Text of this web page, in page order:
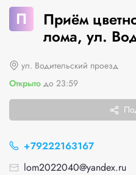
П
Приём
лома, ул.
ул. Водительский проезд
Открыто до 23:59
+79222163167
lom2022040@yandex.ru